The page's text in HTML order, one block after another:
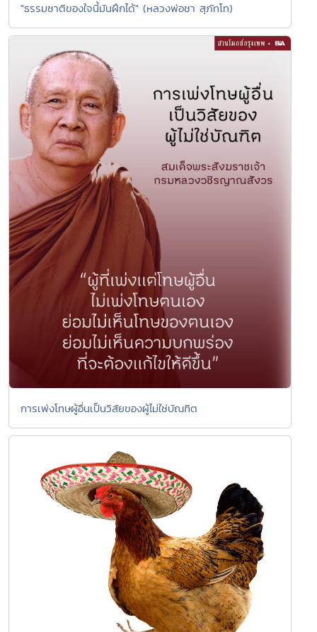
"ธรรมชาติของใจนี้มันฝึกได้" (หลวงพ่อชา สุภัทโท)
การเพ่งโทษผู้อื่นเป็นวิสัยของผู้ไม่ใช่บัณฑิต